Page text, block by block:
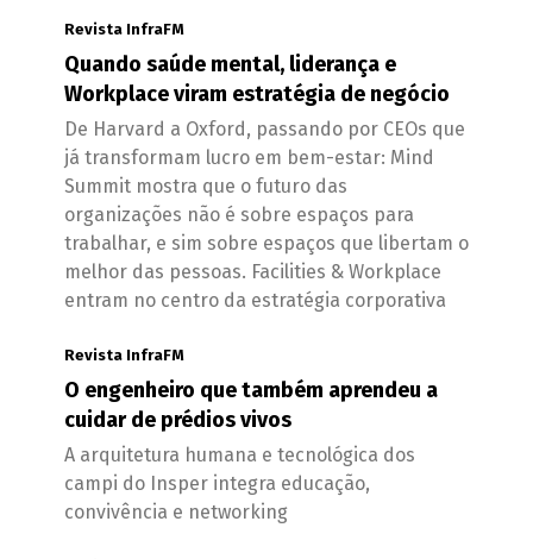
Revista InfraFM
Quando saúde mental, liderança e
Workplace viram estratégia de negócio
De Harvard a Oxford, passando por CEOs que
já transformam lucro em bem-estar: Mind
Summit mostra que o futuro das
organizações não é sobre espaços para
trabalhar, e sim sobre espaços que libertam o
melhor das pessoas. Facilities & Workplace
entram no centro da estratégia corporativa
Revista InfraFM
O engenheiro que também aprendeu a
cuidar de prédios vivos
A arquitetura humana e tecnológica dos
campi do Insper integra educação,
convivência e networking